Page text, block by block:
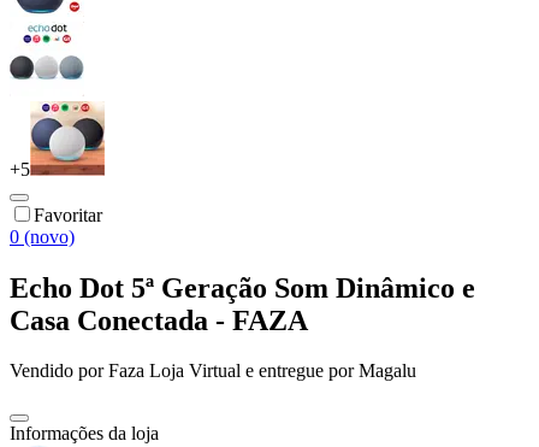
+5
Favoritar
0 (novo)
Echo Dot 5ª Geração Som Dinâmico e
Casa Conectada - FAZA
Vendido porFaza Loja Virtual e entregue por Magalu
Informações da loja